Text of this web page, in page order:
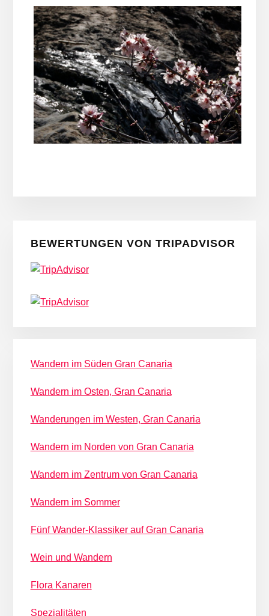
BEWERTUNGEN VON TRIPADVISOR
Wandern im Süden Gran Canaria
Wandern im Osten, Gran Canaria
Wanderungen im Westen, Gran Canaria
Wandern im Norden von Gran Canaria
Wandern im Zentrum von Gran Canaria
Wandern im Sommer
Fünf Wander-Klassiker auf Gran Canaria
Wein und Wandern
Flora Kanaren
Spezialitäten